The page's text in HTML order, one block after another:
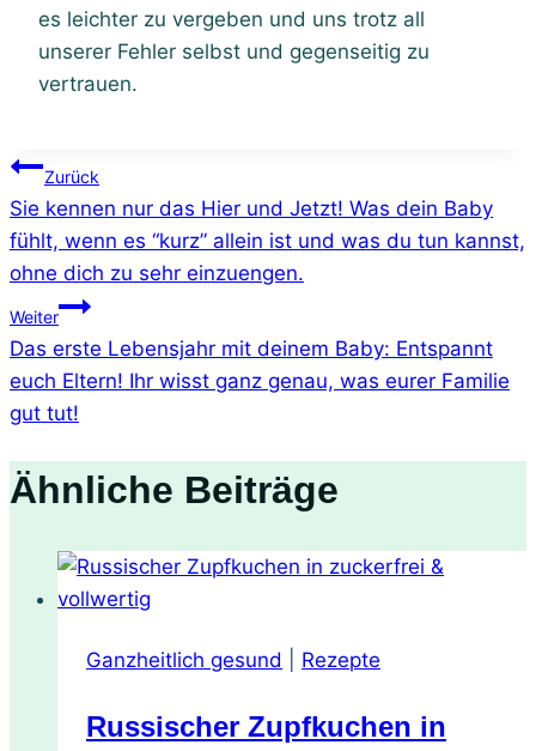
es leichter zu vergeben und uns trotz all
unserer Fehler selbst und gegenseitig zu
vertrauen.
Beitragsnavigation
Zurück
Sie kennen nur das Hier und Jetzt! Was dein Baby
fühlt, wenn es “kurz” allein ist und was du tun kannst,
ohne dich zu sehr einzuengen.
Weiter
Das erste Lebensjahr mit deinem Baby: Entspannt
euch Eltern! Ihr wisst ganz genau, was eurer Familie
gut tut!
Ähnliche Beiträge
Ganzheitlich gesund Rezepte
Russischer Zupfkuchen in